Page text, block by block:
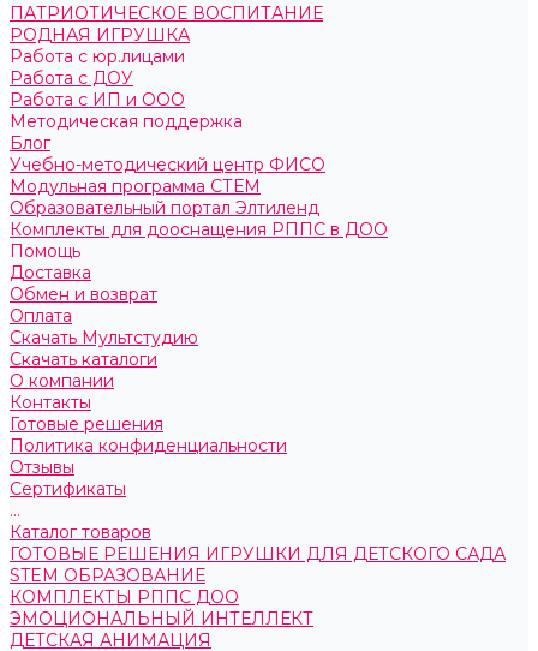
ПАТРИОТИЧЕСКОЕ ВОСПИТАНИЕ
РОДНАЯ ИГРУШКА
Работа с юр.лицами
Работа с ДОУ
Работа с ИП и ООО
Методическая поддержка
Блог
Учебно-методический центр ФИСО
Модульная программа СТЕМ
Образовательный портал Элтиленд
Комплекты для дооснащения РППС в ДОО
Помощь
Доставка
Обмен и возврат
Оплата
Скачать Мультстудию
Скачать каталоги
О компании
Контакты
Готовые решения
Политика конфиденциальности
Отзывы
Сертификаты
...
Каталог товаров
ГОТОВЫЕ РЕШЕНИЯ ИГРУШКИ ДЛЯ ДЕТСКОГО САДА
STEM ОБРАЗОВАНИЕ
КОМПЛЕКТЫ РППС ДОО
ЭМОЦИОНАЛЬНЫЙ ИНТЕЛЛЕКТ
ДЕТСКАЯ АНИМАЦИЯ